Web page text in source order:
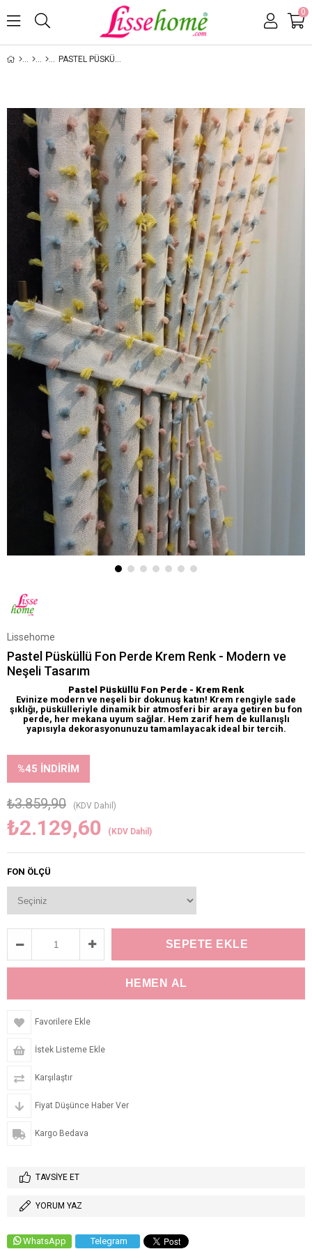
0
PASTEL PÜSKÜLLÜ FON PERDE KREM RENK - MODERN VE NEŞELI TASARIM
Lissehome
Pastel Püsküllü Fon Perde Krem Renk - Modern ve
Neşeli Tasarım
Pastel Püsküllü Fon Perde - Krem Renk
Evinize modern ve neşeli bir dokunuş katın! Krem rengiyle sade
şıklığı, püskülleriyle dinamik bir atmosferi bir araya getiren bu fon
perde, her mekana uyum sağlar. Hem zarif hem de kullanışlı
yapısıyla dekorasyonunuzu tamamlayacak ideal bir tercih.
%45 İNDIRIM
₺3.859,90 (KDV Dahil)
₺2.129,60 (KDV Dahil)
FON ÖLÇÜ
Favorilere Ekle
İstek Listeme Ekle
Karşılaştır
Fiyat Düşünce Haber Ver
Kargo Bedava
TAVSIYE ET
YORUM YAZ
WhatsApp Telegram